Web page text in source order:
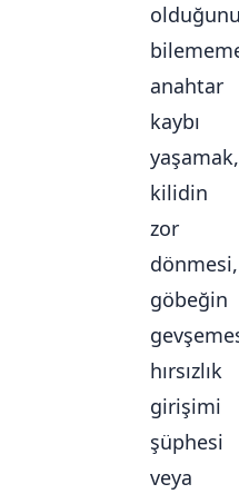
anahtar
kaybı
yaşamak,
kilidin
zor
dönmesi,
göbeğin
hırsızlık
girişimi
şüphesi
veya